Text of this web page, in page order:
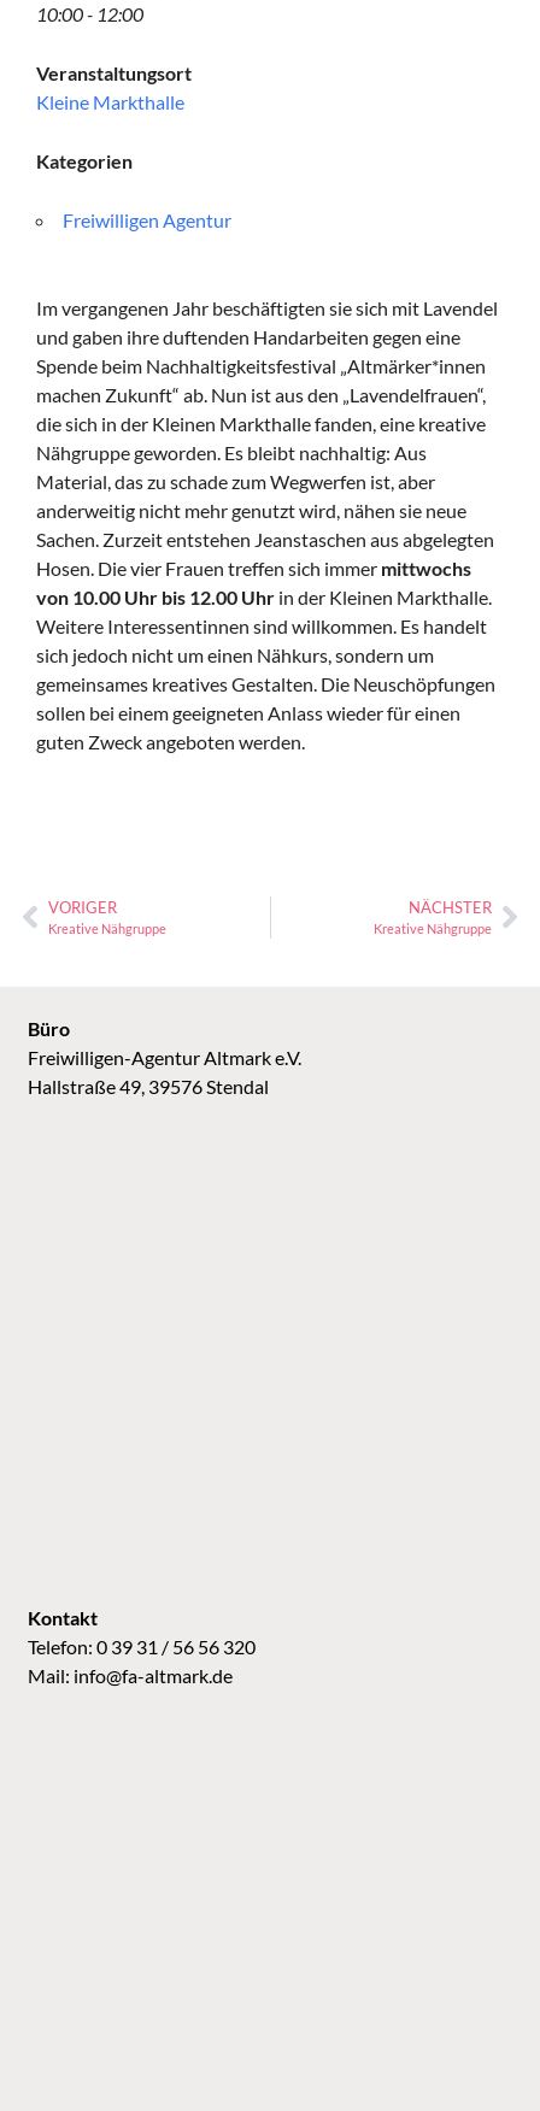
10:00 - 12:00
Veranstaltungsort
Kleine Markthalle
Kategorien
Freiwilligen Agentur
Im vergangenen Jahr beschäftigten sie sich mit Lavendel
und gaben ihre duftenden Handarbeiten gegen eine
Spende beim Nachhaltigkeitsfestival „Altmärker*innen
machen Zukunft“ ab. Nun ist aus den „Lavendelfrauen“,
die sich in der Kleinen Markthalle fanden, eine kreative
Nähgruppe geworden. Es bleibt nachhaltig: Aus
Material, das zu schade zum Wegwerfen ist, aber
anderweitig nicht mehr genutzt wird, nähen sie neue
Sachen. Zurzeit entstehen Jeanstaschen aus abgelegten
Hosen. Die vier Frauen treffen sich immer mittwochs
von 10.00 Uhr bis 12.00 Uhr in der Kleinen Markthalle.
Weitere Interessentinnen sind willkommen. Es handelt
sich jedoch nicht um einen Nähkurs, sondern um
gemeinsames kreatives Gestalten. Die Neuschöpfungen
sollen bei einem geeigneten Anlass wieder für einen
guten Zweck angeboten werden.
VORIGER
Kreative Nähgruppe
NÄCHSTER
Kreative Nähgruppe
Kontakt
Telefon: 0 39 31 / 56 56 320
Mail: info@fa-altmark.de
Büro
Freiwilligen-Agentur Altmark e.V.
Hallstraße 49, 39576 Stendal